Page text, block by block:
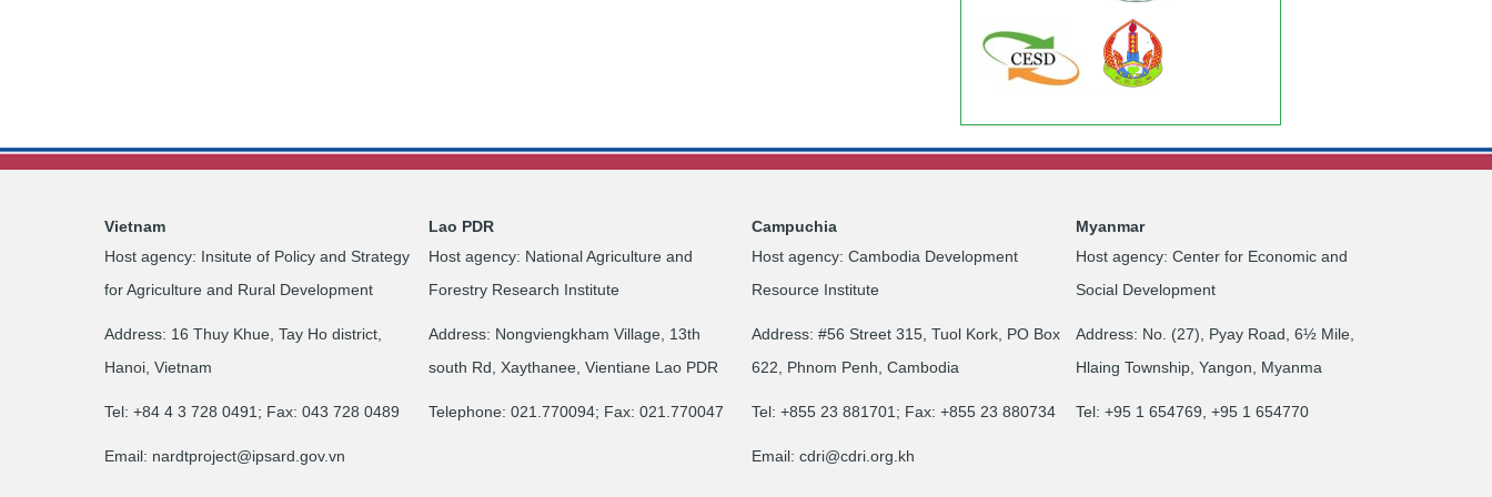
Vietnam
Host agency: Insitute of Policy and Strategy
for Agriculture and Rural Development
Address: 16 Thuy Khue, Tay Ho district,
Hanoi, Vietnam
Tel: +84 4 3 728 0491; Fax: 043 728 0489
Email: nardtproject@ipsard.gov.vn
Lao PDR
Host agency: National Agriculture and
Forestry Research Institute
Address: Nongviengkham Village, 13th
south Rd, Xaythanee, Vientiane Lao PDR
Telephone: 021.770094; Fax: 021.770047
Campuchia
Host agency: Cambodia Development
Resource Institute
Address: #56 Street 315, Tuol Kork, PO Box
622, Phnom Penh, Cambodia
Tel: +855 23 881701; Fax: +855 23 880734
Email: cdri@cdri.org.kh
Myanmar
Host agency: Center for Economic and
Social Development
Address: No. (27), Pyay Road, 6½ Mile,
Hlaing Township, Yangon, Myanma
Tel: +95 1 654769, +95 1 654770